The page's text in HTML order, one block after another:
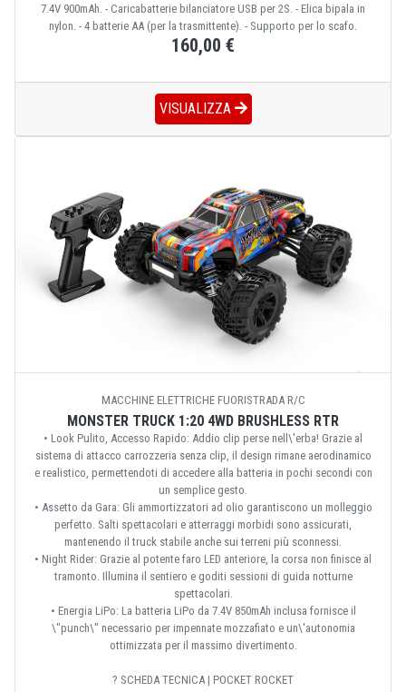
7.4V 900mAh. - Caricabatterie bilanciatore USB per 2S. - Elica bipala in
nylon. - 4 batterie AA (per la trasmittente). - Supporto per lo scafo.
160,00 €
VISUALIZZA
MACCHINE ELETTRICHE FUORISTRADA R/C
MONSTER TRUCK 1:20 4WD BRUSHLESS RTR
• Look Pulito, Accesso Rapido: Addio clip perse nell\'erba! Grazie al
sistema di attacco carrozzeria senza clip, il design rimane aerodinamico
e realistico, permettendoti di accedere alla batteria in pochi secondi con
un semplice gesto.
• Assetto da Gara: Gli ammortizzatori ad olio garantiscono un molleggio
perfetto. Salti spettacolari e atterraggi morbidi sono assicurati,
mantenendo il truck stabile anche sui terreni più sconnessi.
• Night Rider: Grazie al potente faro LED anteriore, la corsa non finisce al
tramonto. Illumina il sentiero e goditi sessioni di guida notturne
spettacolari.
• Energia LiPo: La batteria LiPo da 7.4V 850mAh inclusa fornisce il
\"punch\" necessario per impennate mozzafiato e un\'autonomia
ottimizzata per il massimo divertimento.
? SCHEDA TECNICA | POCKET ROCKET